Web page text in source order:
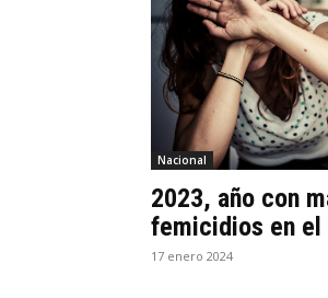
Nacional
2023, año con
femicidios en el
17 enero 2024